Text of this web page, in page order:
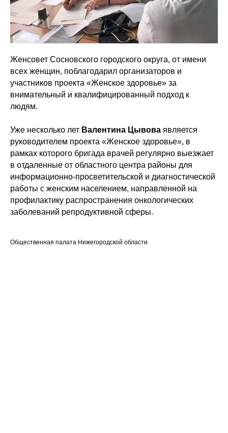
Женсовет Сосновского городского округа, от имени
всех женщин, поблагодарил организаторов и
участников проекта «Женское здоровье» за
внимательный и квалифицированный подход к
людям.
Уже несколько лет Валентина Цывова является
руководителем проекта «Женское здоровье», в
рамках которого бригада врачей регулярно выезжает
в отдаленные от областного центра районы для
информационно-просветительской и диагностической
работы с женским населением, направленной на
профилактику распространения онкологических
заболеваний репродуктивной сферы.
Общественная палата Нижегородской области